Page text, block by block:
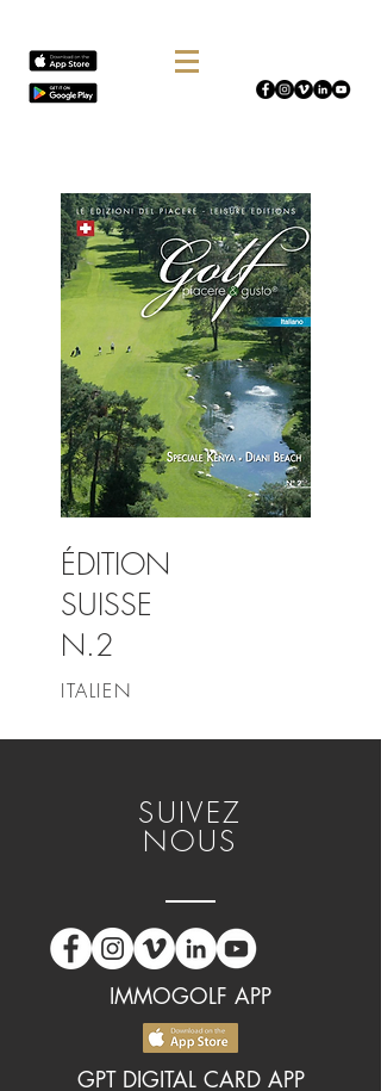
ÉDITION
SUISSE
N.2
ITALIEN
SUIVEZ
NOUS
IMMOGOLF APP
GPT DIGITAL CARD APP